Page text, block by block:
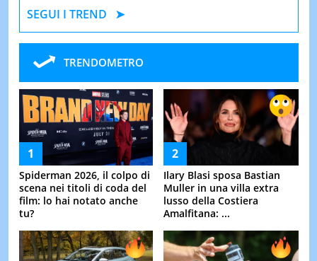
SEGUI I TREND
TRENDOMETRO
Spiderman 2026, il colpo di
scena nei titoli di coda del
film: lo hai notato anche
tu?
Ilary Blasi sposa Bastian
Muller in una villa extra
lusso della Costiera
Amalfitana: ...